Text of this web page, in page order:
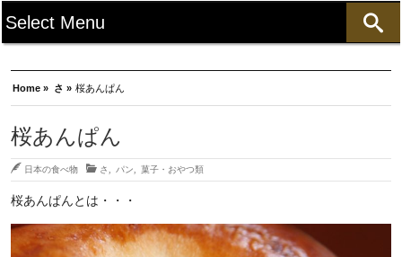
Home » さ » 桜あんぱん
桜あんぱん
日本の食べ物 さ パン 菓子・おやつ類
桜あんぱんとは・・・